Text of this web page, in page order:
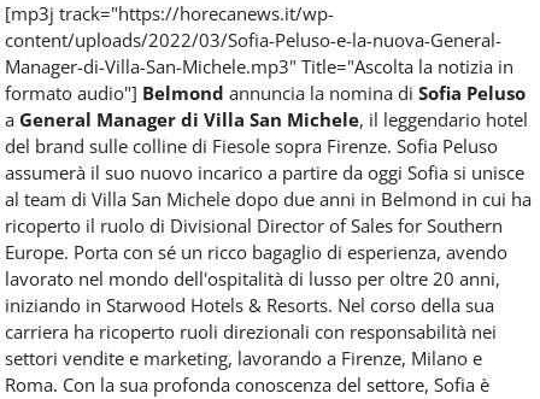
[mp3j track="https://horecanews.it/wp-
content/uploads/2022/03/Sofia-Peluso-e-la-nuova-General-
Manager-di-Villa-San-Michele.mp3" Title="Ascolta la notizia in
formato audio"] Belmond annuncia la nomina di Sofia Peluso
a General Manager di Villa San Michele, il leggendario hotel
del brand sulle colline di Fiesole sopra Firenze. Sofia Peluso
assumerà il suo nuovo incarico a partire da oggi Sofia si unisce
al team di Villa San Michele dopo due anni in Belmond in cui ha
ricoperto il ruolo di Divisional Director of Sales for Southern
Europe. Porta con sé un ricco bagaglio di esperienza, avendo
lavorato nel mondo dell'ospitalità di lusso per oltre 20 anni,
iniziando in Starwood Hotels & Resorts. Nel corso della sua
carriera ha ricoperto ruoli direzionali con responsabilità nei
settori vendite e marketing, lavorando a Firenze, Milano e
Roma. Con la sua profonda conoscenza del settore, Sofia è